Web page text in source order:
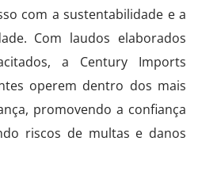
com a sustentabilidade e a
Com laudos elaborados
a Century Imports
operem dentro dos mais
promovendo a confiança
riscos de multas e danos